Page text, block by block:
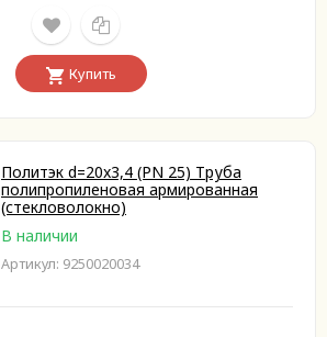
Купить
Политэк d=20x3,4 (PN 25) Труба
полипропиленовая армированная
(стекловолокно)
В наличии
Артикул: 9250020034